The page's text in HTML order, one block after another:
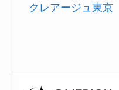
クレアージュ東京